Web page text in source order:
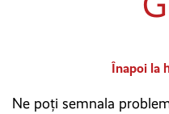
Înapoi la
Ne poți semnala